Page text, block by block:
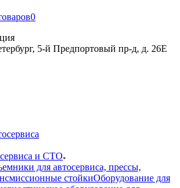
0
5-й Предпортовый пр-д, д. 26Е
и СТО
для автосервиса, прессы,
стойкиОборудование для